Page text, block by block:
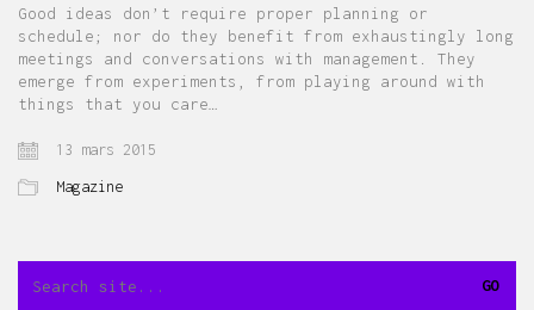
Good ideas don’t require proper planning or
schedule; nor do they benefit from exhaustingly long
meetings and conversations with management. They
emerge from experiments, from playing around with
things that you care…
13 mars 2015
Magazine